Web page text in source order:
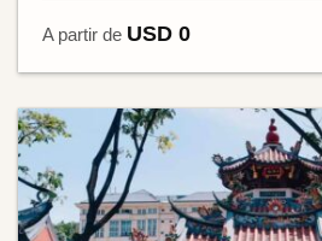
A partir de USD 0